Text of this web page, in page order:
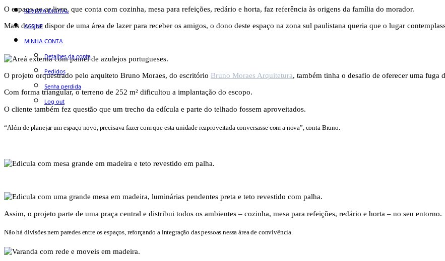
REVISTA DIGITAL
ASSINE
MINHA CONTA
Detalhes da conta
Pedidos
Senha perdida
Log out
O espaço ao ar livre, que conta com cozinha, mesa para refeições, redário e horta, faz referência às origens da família do morador.
Mais do que dispor de uma área de lazer para receber os amigos, o dono deste espaço na zona sul paulistana queria que o lugar
O projeto orquestrado pelo arquiteto Bruno Moraes, do escritório Bruno Moraes Arquitetura, também tinha o desafio de oferecer uma fuga
Com forma triangular, o terreno de 252 m² dificultou a implantação do escopo.
O cliente também fez questão que um trecho da edícula e parte do telhado fossem aproveitados.
“Além de planejar um espaço novo, precisava fazer com que esta unidade reaproveitada conversasse com a nova”, conta Bruno.
Assim, o projeto parte de uma praça central e distribui todos os ambientes – cozinha, mesa para refeições, redário e horta – no seu entorno.
Não há divisões nem paredes entre os espaços, reforçando a integração das pessoas nessa área de convivência.